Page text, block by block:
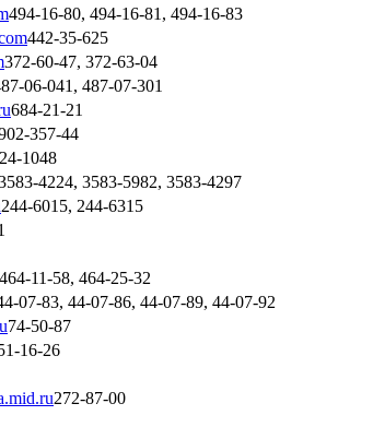
494-16-80, 494-16-81, 494-16-83
442-35-625
372-60-47, 372-63-04
06-041, 487-07-301
684-21-21
357-44
1048
4224, 3583-5982, 3583-4297
244-6015, 244-6315
464-11-58, 464-25-32
07-83, 44-07-86, 44-07-89, 44-07-92
74-50-87
16-26
272-87-00